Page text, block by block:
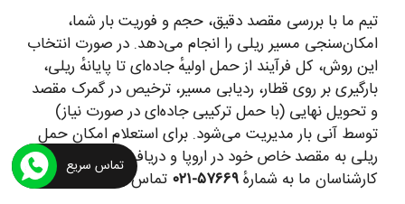
تیم ما با بررسی مقصد دقیق، حجم و فوریت بار شما،
امکان‌سنجی مسیر ریلی را انجام می‌دهد. در صورت انتخاب
این روش، کل فرآیند از حمل اولیهٔ جاده‌ای تا پایانهٔ ریلی،
بارگیری بر روی قطار، ردیابی مسیر، ترخیص در گمرک مقصد
و تحویل نهایی (با حمل ترکیبی جاده‌ای در صورت نیاز)
توسط آنی بار مدیریت می‌شود. برای استعلام امکان حمل
ریلی به مقصد خاص خود در اروپا و دریافت پیش‌فاکتور، با
کارشناسان ما به شمارهٔ۵۷۶۶۹-۰۲۱ تماس بگیرید.
تماس سریع